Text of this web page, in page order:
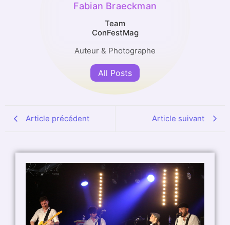
Fabian Braeckman
Team
ConFestMag
Auteur & Photographe
All Posts
Article précédent Article suivant